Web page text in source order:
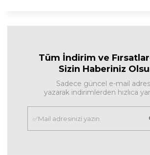
Tüm İndirim ve Fırsa
Sizin Haberiniz
Sadece güncel e-mail
yazarak indirimlerden hızlıca